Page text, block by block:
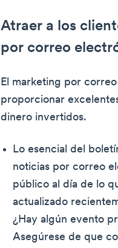
Atraer a los
por correo
El marketing por
proporcionar
dinero invertidos.
Lo esencial del
noticias por correo
público al día de lo
actualizado
¿Hay algún evento
Asegúrese de que